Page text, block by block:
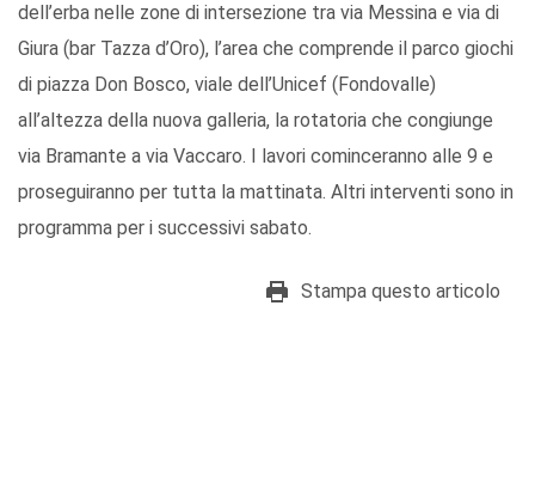
dell’erba nelle zone di intersezione tra via Messina e via di
Giura (bar Tazza d’Oro), l’area che comprende il parco giochi
di piazza Don Bosco, viale dell’Unicef (Fondovalle)
all’altezza della nuova galleria, la rotatoria che congiunge
via Bramante a via Vaccaro. I lavori cominceranno alle 9 e
proseguiranno per tutta la mattinata. Altri interventi sono in
programma per i successivi sabato.
Stampa questo articolo